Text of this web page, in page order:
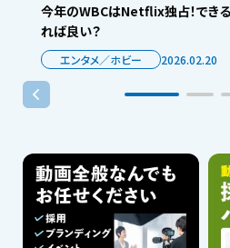
今年のWBCはNetflix独占！でき
れば良い？
エンタメ／ホビー 2026.02.20